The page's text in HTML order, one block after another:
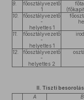
9.
főosztályvezető
1
10.
főosztályvezető
-
helyettes 1
11.
főosztályvezető
-
helyettes 1
12.
főosztályvezető
-
helyettes 2
II. Tiszti
A
B